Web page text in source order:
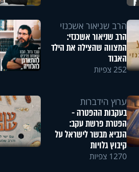
הרב שניאור אשכנזי
הרב שניאור אשכנזי:
המצווה שהצילה את הילד
האבוד
252 צפיות
ערוץ הידברות
בעקבות ההפטרה -
הפטרת פרשת עקב:
הנביא מבשר לישראל על
קיבוץ גלויות
1270 צפיות